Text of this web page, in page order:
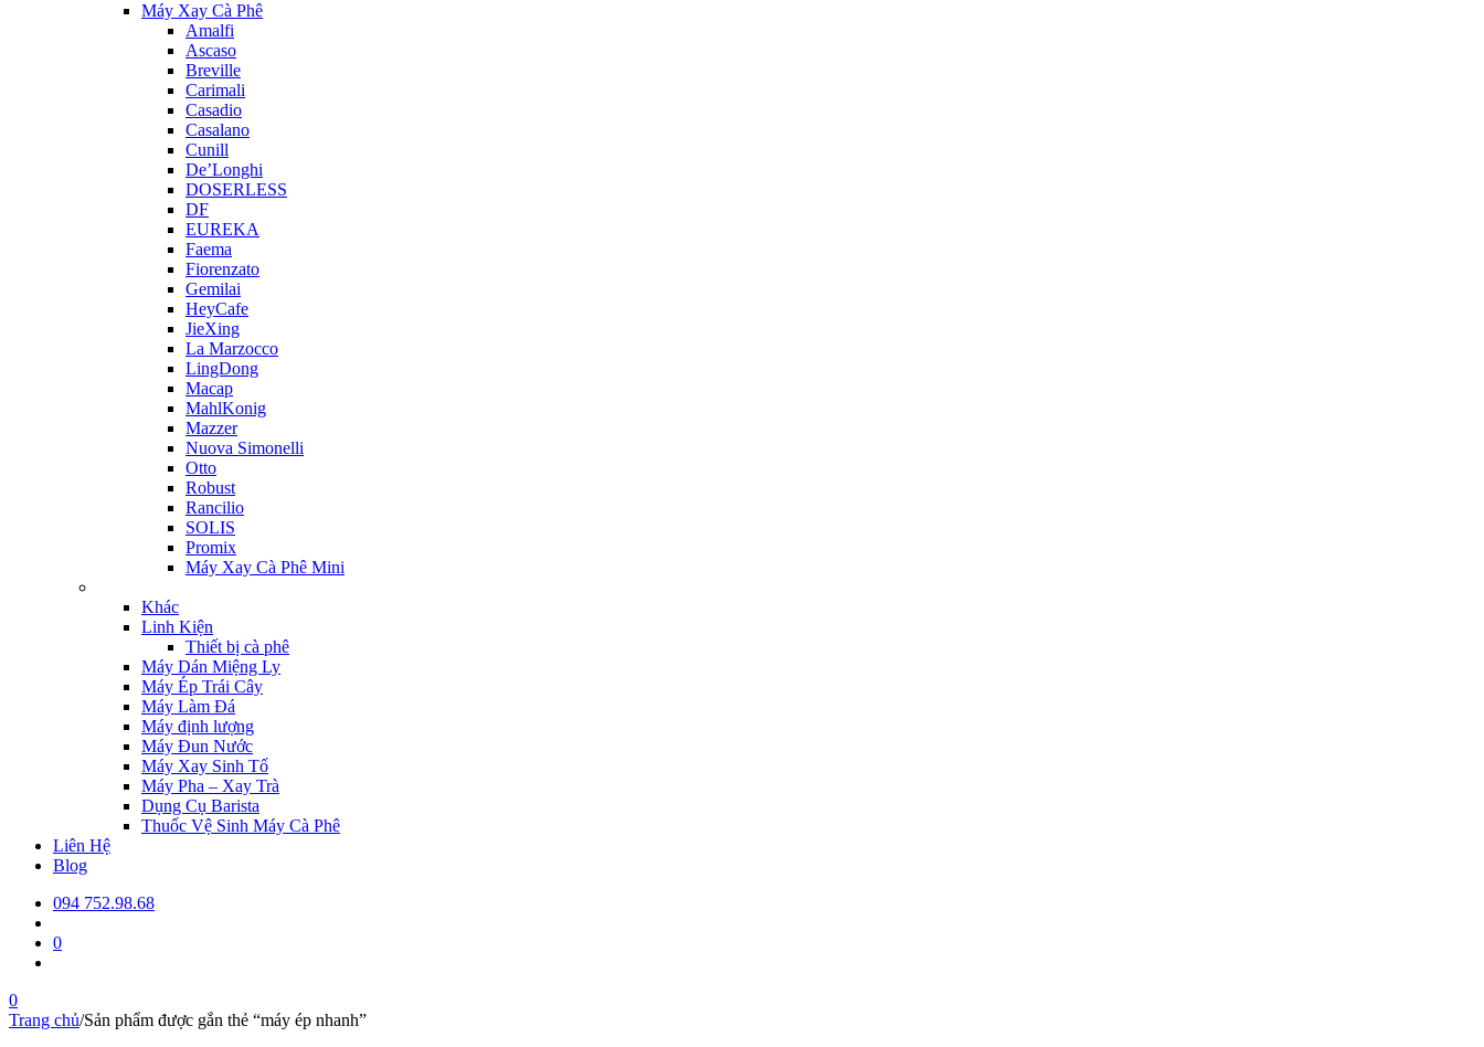
Máy Xay Cà Phê
Amalfi
Ascaso
Breville
Carimali
Casadio
Casalano
Cunill
De’Longhi
DOSERLESS
DF
EUREKA
Faema
Fiorenzato
Gemilai
HeyCafe
JieXing
La Marzocco
LingDong
Macap
MahlKonig
Mazzer
Nuova Simonelli
Otto
Robust
Rancilio
SOLIS
Promix
Máy Xay Cà Phê Mini
Khác
Linh Kiện
Thiết bị cà phê
Máy Dán Miệng Ly
Máy Ép Trái Cây
Máy Làm Đá
Máy định lượng
Máy Đun Nước
Máy Xay Sinh Tố
Máy Pha – Xay Trà
Dụng Cụ Barista
Thuốc Vệ Sinh Máy Cà Phê
Liên Hệ
Blog
094 752.98.68
0
0
Trang chủ/Sản phẩm được gắn thẻ “máy ép nhanh”